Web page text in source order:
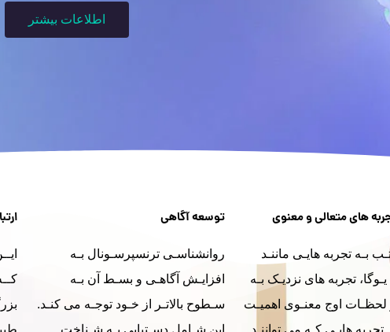
اطلاعات بیشتر
های متعالی و معنوی
بـه تجربه هایـی ماننـد
یـوگا، تجربه های نزدیـک بـه
اوج معنـوی اهمیـت
هایـی کـه می تواننـد
توسعه آگاهی
روانشناسـی ترنسپرسـونال بـه
افزایـش آگاهـی و بسـط آن بـه
سـطوح بالاتـر از خـود توجـه می کنـد.
این شـامل دسـتیابی بـه شـناخت